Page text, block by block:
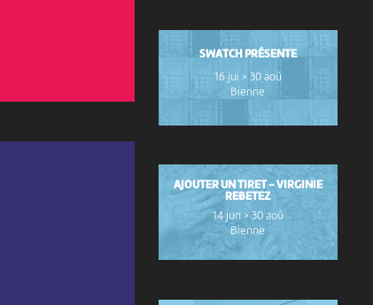
SWATCH PRÉSENTE
16 jui > 30 aoû
Bienne
AJOUTER UN TIRET - VIRGINIE
REBETEZ
14 jun > 30 aoû
Bienne